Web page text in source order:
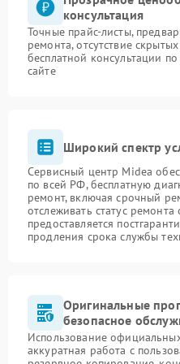
консультация
Точные прайс-листы,
ремонта, отсутствие
бесплатной консультации
сайте
Широкий спектр
Сервисный центр Midea
по всей РФ, бесплатную
ремонт, включая срочный
отслеживать статус
предоставляется
продления срока службы
Оригинальные
безопасное
Использование
аккуратная работа с